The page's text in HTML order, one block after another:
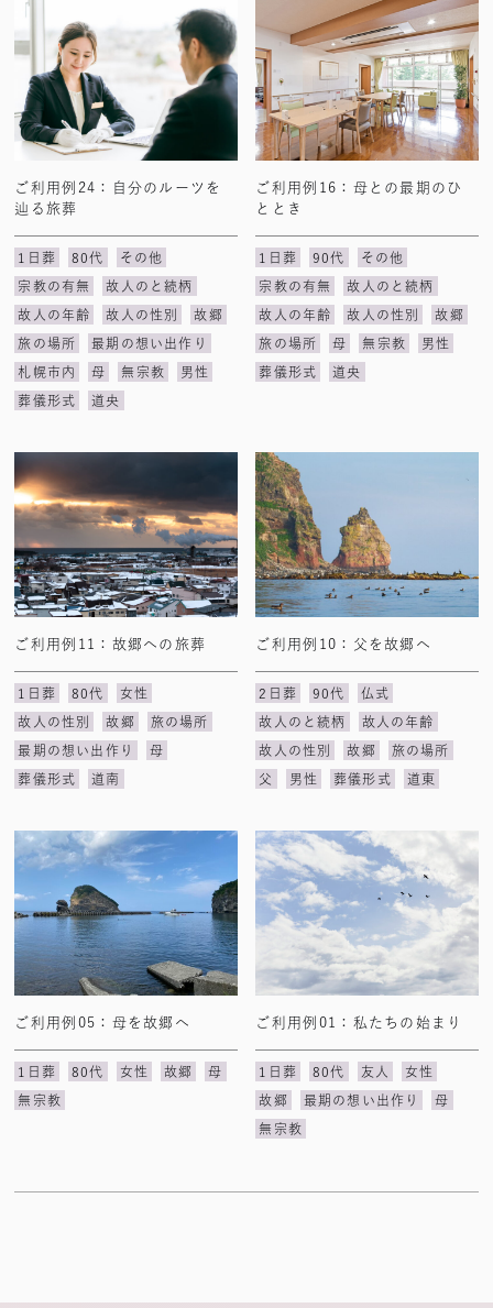
ご利用例24：自分のルーツを
辿る旅葬
1日葬 80代 その他
宗教の有無 故人のと続柄
故人の年齢 故人の性別 故郷
旅の場所 最期の想い出作り
札幌市内 母 無宗教 男性
葬儀形式 道央
ご利用例16：母との最期のひ
ととき
1日葬 90代 その他
宗教の有無 故人のと続柄
故人の年齢 故人の性別 故郷
旅の場所 母 無宗教 男性
葬儀形式 道央
ご利用例11：故郷への旅葬
1日葬 80代 女性
故人の性別 故郷 旅の場所
最期の想い出作り 母
葬儀形式 道南
ご利用例10：父を故郷へ
2日葬 90代 仏式
故人のと続柄 故人の年齢
故人の性別 故郷 旅の場所
父 男性 葬儀形式 道東
ご利用例05：母を故郷へ
1日葬 80代 女性 故郷 母
無宗教
ご利用例01：私たちの始まり
1日葬 80代 友人 女性
故郷 最期の想い出作り 母
無宗教